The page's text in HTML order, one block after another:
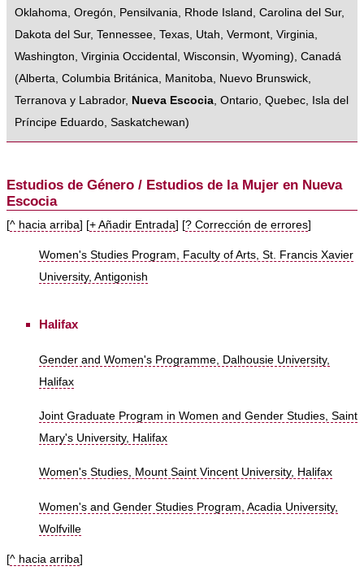
Oklahoma, Oregón, Pensilvania, Rhode Island , Carolina del Sur,
Dakota del Sur, Tennessee, Texas, Utah, Vermont, Virginia,
Washington, Virginia Occidental , Wisconsin, Wyoming), Canadá
(Alberta, Columbia Británica, Manitoba, Nuevo Brunswick,
Terranova y Labrador, Nueva Escocia, Ontario, Quebec, Isla del
Príncipe Eduardo, Saskatchewan)
Estudios de Género / Estudios de la Mujer en Nueva
Escocia
[^ hacia arriba] [+ Añadir Entrada] [? Corrección de errores]
Women's Studies Program, Faculty of Arts, St. Francis Xavier
University, Antigonish
Halifax
Gender and Women's Programme, Dalhousie University,
Halifax
Joint Graduate Program in Women and Gender Studies, Saint
Mary's University, Halifax
Women's Studies, Mount Saint Vincent University, Halifax
Women's and Gender Studies Program, Acadia University,
Wolfville
[^ hacia arriba]